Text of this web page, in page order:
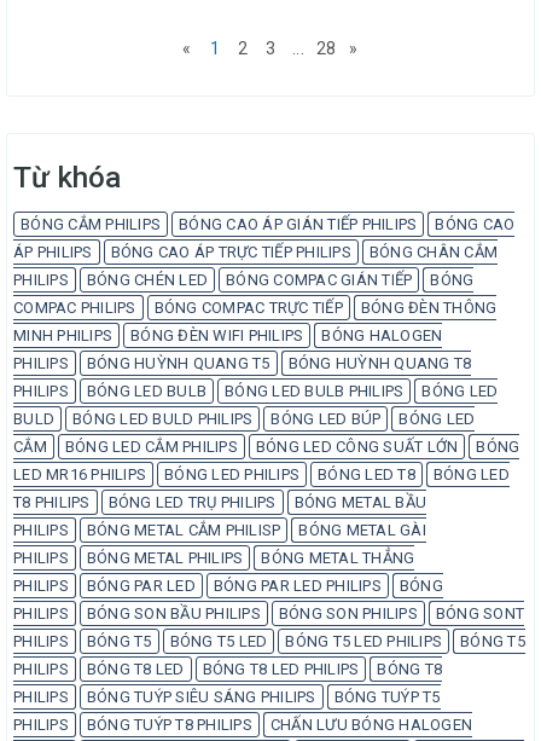
« 1 2 3 28 »
Từ khóa
BÓNG CẮM PHILIPS BÓNG CAO ÁP GIÁN TIẾP PHILIPS
BÓNG CAO
ÁP PHILIPS
BÓNG CAO ÁP TRỰC TIẾP PHILIPS
BÓNG CHÂN CẮM
PHILIPS
BÓNG CHÉN LED BÓNG COMPAC GIÁN TIẾP
BÓNG
COMPAC PHILIPS
BÓNG COMPAC TRỰC TIẾP
BÓNG ĐÈN THÔNG
MINH PHILIPS
BÓNG ĐÈN WIFI PHILIPS
BÓNG HALOGEN
PHILIPS
BÓNG HUỲNH QUANG T5
BÓNG HUỲNH QUANG T8
PHILIPS
BÓNG LED BULB BÓNG LED BULB PHILIPS
BÓNG LED
BULD
BÓNG LED BULD PHILIPS BÓNG LED BÚP
BÓNG LED
CẮM
BÓNG LED CẮM PHILIPS BÓNG LED CÔNG SUẤT LỚN
BÓNG
LED MR16 PHILIPS
BÓNG LED PHILIPS BÓNG LED T8
BÓNG LED
T8 PHILIPS
BÓNG LED TRỤ PHILIPS
BÓNG METAL BẦU
PHILIPS
BÓNG METAL CẮM PHILISP
BÓNG METAL GÀI
PHILIPS
BÓNG METAL PHILIPS
BÓNG METAL THẲNG
PHILIPS
BÓNG PAR LED BÓNG PAR LED PHILIPS
BÓNG
PHILIPS
BÓNG SON BẦU PHILIPS BÓNG SON PHILIPS
BÓNG SONT
PHILIPS
BÓNG T5 BÓNG T5 LED BÓNG T5 LED PHILIPS
BÓNG T5
PHILIPS
BÓNG T8 LED BÓNG T8 LED PHILIPS
BÓNG T8
PHILIPS
BÓNG TUÝP SIÊU SÁNG PHILIPS
BÓNG TUÝP T5
PHILIPS
BÓNG TUÝP T8 PHILIPS
CHẤN LƯU BÓNG HALOGEN